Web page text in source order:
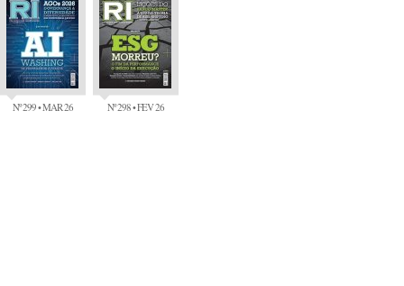
Nº 299 • MAR 26 Nº 298 • FEV 26